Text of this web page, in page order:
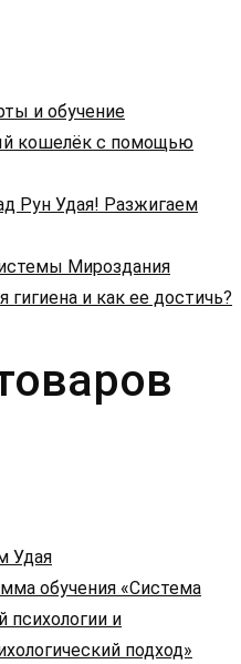
и обучение
кошелёк с помощью
Рун Удая! Разжигаем
Мироздания
и как ее достичь?
Удая
обучения «Система
психологии и
подход»